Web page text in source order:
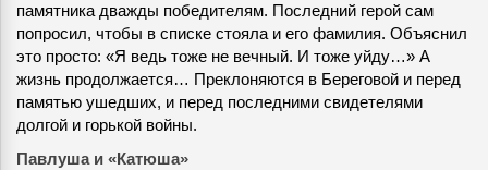
памятника дважды победителям. Последний герой сам
попросил, чтобы в списке стояла и его фамилия. Объяснил
это просто: «Я ведь тоже не вечный. И тоже уйду…» А
жизнь продолжается… Преклоняются в Береговой и перед
памятью ушедших, и перед последними свидетелями
долгой и горькой войны.
Павлуша и «Катюша»